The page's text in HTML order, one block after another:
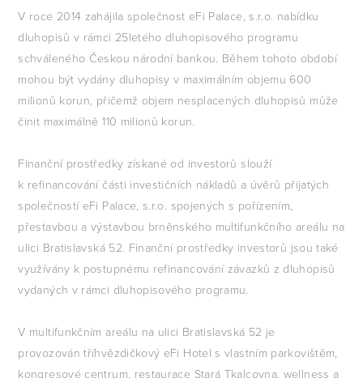
V roce 2014 zahájila společnost eFi Palace, s.r.o. nabídku
dluhopisů v rámci 25letého dluhopisového programu
schváleného Českou národní bankou. Během tohoto období
mohou být vydány dluhopisy v maximálním objemu 600
milionů korun, přičemž objem nesplacených dluhopisů může
činit maximálně 110 milionů korun.
Finanční prostředky získané od investorů slouží
k refinancování části investičních nákladů a úvěrů přijatých
společností eFi Palace, s.r.o. spojených s pořízením,
přestavbou a výstavbou brněnského multifunkčního areálu na
ulici Bratislavská 52. Finanční prostředky investorů jsou také
využívány k postupnému refinancování závazků z dluhopisů
vydaných v rámci dluhopisového programu.
V multifunkčním areálu na ulici Bratislavská 52 je
provozován tříhvězdičkový eFi Hotel s vlastním parkovištěm,
kongresové centrum, restaurace Stará Tkalcovna, wellness a